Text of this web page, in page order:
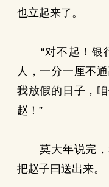
也立起来了。
“对不起！银
人，一分一厘不
我放假的日子，
赵！”
莫大年说完，
把赵子曰送出来。